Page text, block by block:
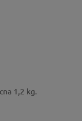
1,2 kg.